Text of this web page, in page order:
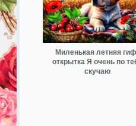
Миленькая летняя
открытка Я очень по
скучаю